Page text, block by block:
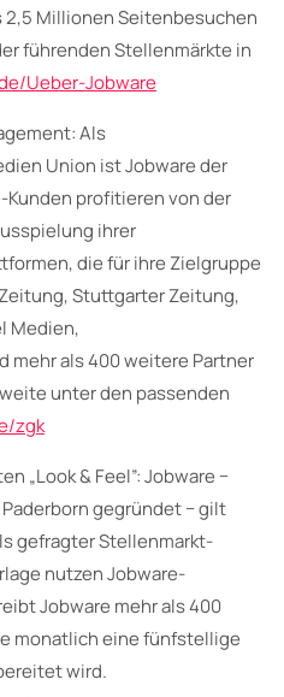
Millionen Seitenbesuchen
führenden Stellenmärkte in
Ueber-Jobware
Als
Union ist Jobware der
Kunden profitieren von der
ihrer
die für ihre Zielgruppe
Stuttgarter Zeitung,
Medien,
mehr als 400 weitere Partner
unter den passenden
zgk
„Look & Feel”: Jobware −
gegründet − gilt
gefragter Stellenmarkt-
nutzen Jobware-
Jobware mehr als 400
monatlich eine fünfstellige
wird.